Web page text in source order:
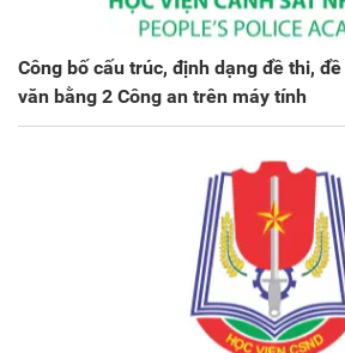
Công bố cấu trúc, định dạng đề thi,
văn bằng 2 Công an trên máy tính